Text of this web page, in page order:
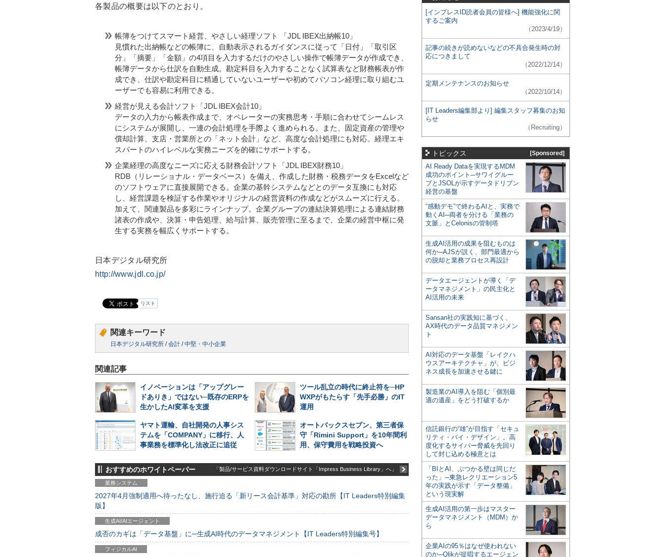
各製品の概要は以下のとおり。
帳簿をつけてスマート経営、やさしい経理ソフト 「JDL IBEX出納帳10」
見慣れた出納帳などの帳簿に、自動表示されるガイダンスに従って「日付」「取引区
分」「摘要」「金額」の4項目を入力するだけのやさしい操作で帳簿データが作成でき、
帳簿データから仕訳を自動生成。勘定科目を入力することなく試算表など財務帳表が作
成でき、仕訳や勘定科目に精通していないユーザーや初めてパソコン経理に取り組むユ
ーザーでも容易に利用できる。
経営が見える会計ソフト「JDL IBEX会計10」
データの入力から帳表作成まで、オペレーターの実務思考・手順に合わせてシームレス
にシステムが展開し、一連の会計処理を手際よく進められる。また、固定資産の管理や
償却計算、支店・営業所との「ネット会計」など、高度な会計処理にも対応。経理エキ
スパートのハイレベルな実務ニーズを的確にサポートする。
企業経理の高度なニーズに応える財務会計ソフト「JDL IBEX財務10」
RDB（リレーショナル・データベース）を備え、作成した財務・税務データをExcelなど
のソフトウェアに直接展開できる。企業の基幹システムなどとのデータ互換にも対応
し、経営課題を検証する作業やオリジナルの経営資料の作成などがスムーズに行える。
加えて、関連製品を多彩にラインナップ。企業グループの連結決算処理による連結財務
諸表の作成や、決算・申告処理、給与計算、販売管理に至るまで、企業の経営中枢に発
生する実務を幅広くサポートする。
日本デジタル研究所
http://www.jdl.co.jp/
リスト
関連キーワード
日本デジタル研究所 /会計 /中堅・中小企業
関連記事
イノベーションは「アップグレー
ドありき」ではない─既存のERPを
生かしたAI変革を支援
ツール乱立の時代に終止符を─HP
WXPがもたらす「先手必勝」のIT
運用
ヤマト運輸、自社開発の人事シス
テムを「COMPANY」に移行、人
事業務を標準化し法改正に追従
オートバックスセブン、第三者保
守「Rimini Support」を10年間利
用、保守費用を戦略投資へ
おすすめのホワイトペーパー 「製品/サービス資料ダウンロードサイト「Impress Business Library」へ」
業務システム
2027年4月強制適用へ待ったなし、施行迫る「新リース会計基準」対応の勘所【IT Leaders特別編集
版】
生成AI/AIエージェント
成否のカギは「データ基盤」に─生成AI時代のデータマネジメント【IT Leaders特別編集号】
フィジカルAI
[インプレスID読者会員の皆様へ] 機能強化に関
するご案内
（2023/4/19）
記事の続きが読めないなどの不具合発生時の対
応につきまして
（2022/12/14）
定期メンテナンスのお知らせ
（2022/10/14）
[IT Leaders編集部より] 編集スタッフ募集のお知
らせ
（Recruiting）
トピックス [Sponsored]
AI Ready Dataを実現するMDM
成功のポイント─サワイグルー
プとJSOLが示すデータドリブン
経営の基盤
“感動デモ”で終わるAIと、実務で
動くAI─両者を分ける「業務の
文脈」とCelonisの管制塔
生成AI活用の成果を阻むものは
何か─AJSが説く、部門最適から
の脱却と業務プロセス再設計
データエージェントが導く「デ
ータマネジメント」の民主化と
AI活用の未来
Sansan社の実践知に基づく、
AX時代のデータ品質マネジメン
ト
AI対応のデータ基盤「レイクハ
ウスアーキテクチャ」が、ビジ
ネス成長を加速させる鍵に
製造業のAI導入を阻む「個別最
適の遺産」をどう打破するか
信託銀行の“雄”が目指す「セキュ
リティ・バイ・デザイン」。高
度化するサイバー脅威を先回り
して封じ込める極意とは
「BIとAI、ぶつかる壁は同じだ
った」─東急レクリエーション5
年の実践が示す「データ整備」
という現実解
生成AI活用の第一歩はマスター
データマネジメント（MDM）か
ら
企業AIの95％はなぜ使われない
のか─Qlikが提唱するエージェン